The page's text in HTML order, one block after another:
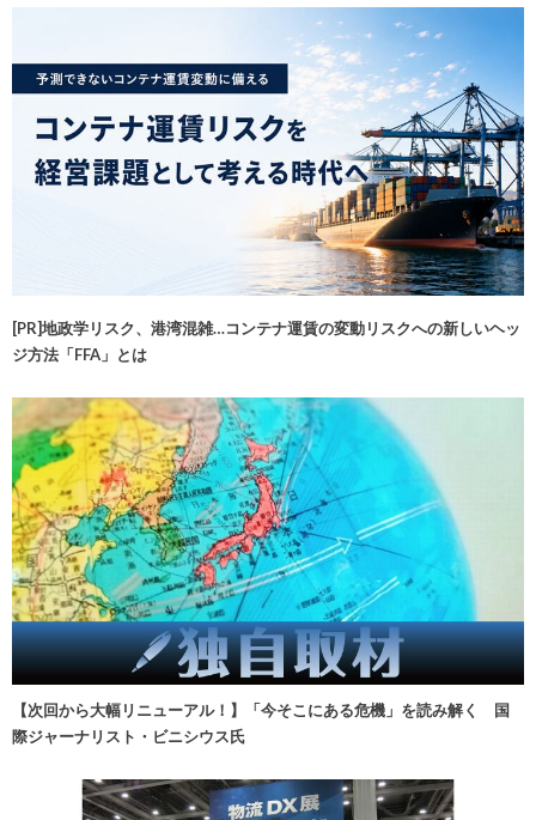
[PR]地政学リスク、港湾混雑…コンテナ運賃の変動リスクへの新しいヘッ
ジ方法「FFA」とは
【次回から大幅リニューアル！】「今そこにある危機」を読み解く 国
際ジャーナリスト・ビニシウス氏